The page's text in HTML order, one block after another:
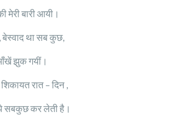
बारी आयी।
बेस्वाद था सब कुछ,
झुक गयीं।
रात – दिन ,
सबकुछ कर लेती है।